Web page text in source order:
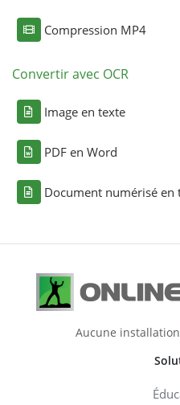
Compression MP4
Convertir avec OCR
Image en texte
PDF en Word
Document numérisé en
Aucune